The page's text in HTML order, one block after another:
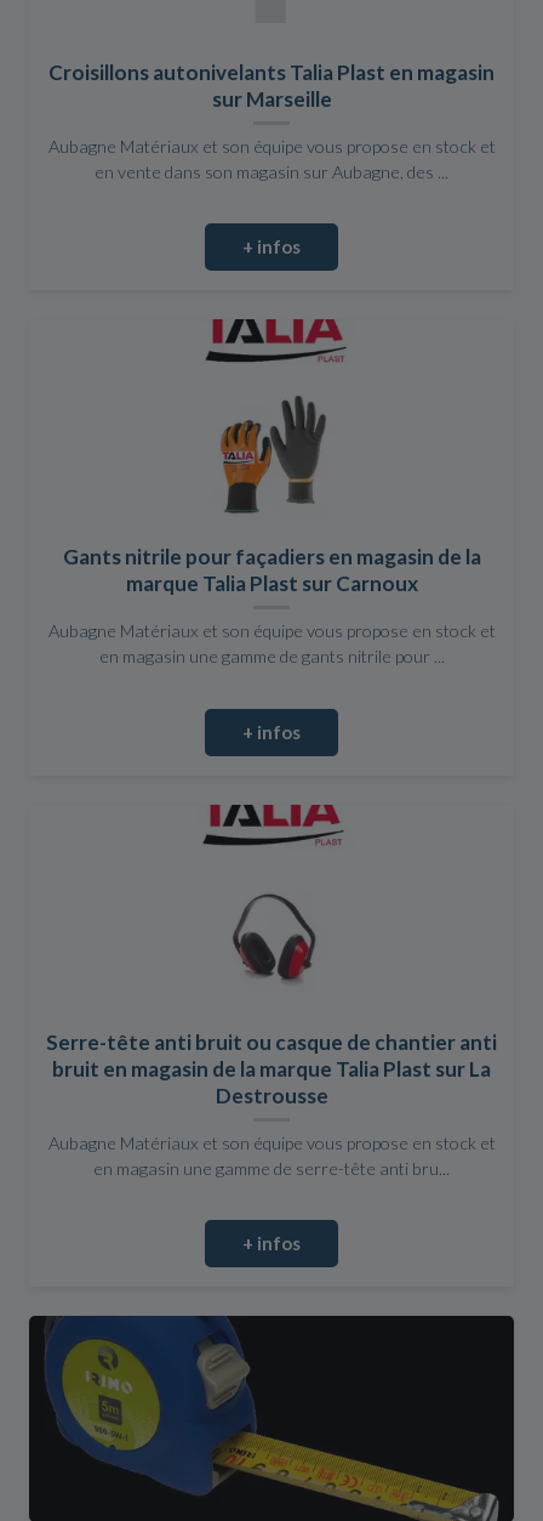
Croisillons autonivelants Talia Plast en magasin
sur Marseille
Aubagne Matériaux et son équipe vous propose en stock et
en vente dans son magasin sur Aubagne, des ...
+ infos
Gants nitrile pour façadiers en magasin de la
marque Talia Plast sur Carnoux
Aubagne Matériaux et son équipe vous propose en stock et
en magasin une gamme de gants nitrile pour ...
+ infos
Serre-tête anti bruit ou casque de chantier anti
bruit en magasin de la marque Talia Plast sur La
Destrousse
Aubagne Matériaux et son équipe vous propose en stock et
en magasin une gamme de serre-tête anti bru...
+ infos